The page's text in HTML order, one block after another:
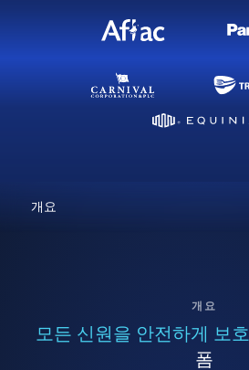
개요
모든 신원을 안전하게 보호
폼